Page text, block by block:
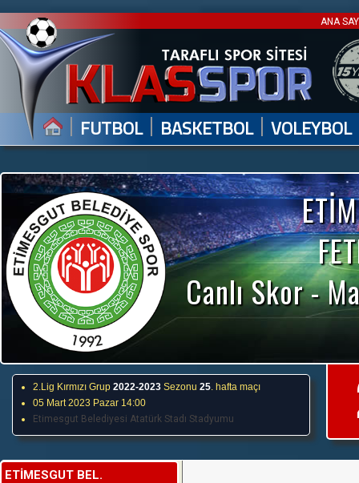
ANA
| FUTBOL | BASKETBOL | VOLEYBOL
Canlı Skor -
2.Lig Kırmızı Grup 2022-2023 Sezonu 25 . hafta maçı
05 Mart 2023 Pazar 14:00
Etimesgut Belediyesi Atatürk Stadı Stadyumu
ETİMESGUT BEL.